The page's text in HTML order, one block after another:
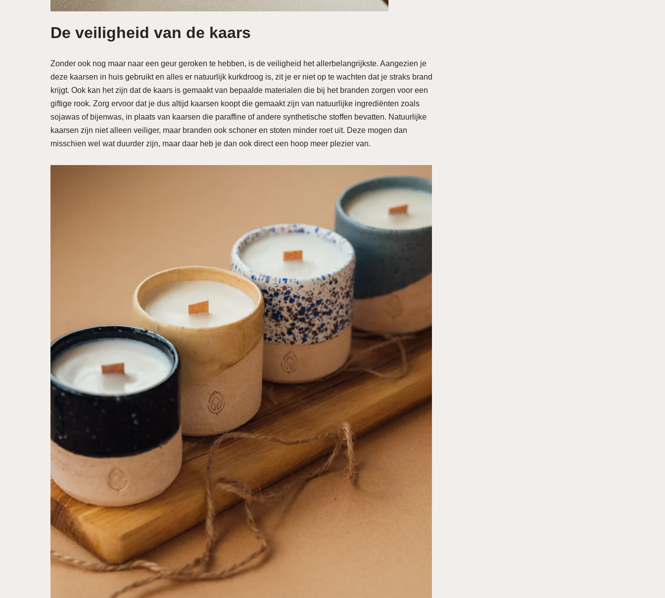
De veiligheid van de kaars
Zonder ook nog maar naar een geur geroken te hebben, is de veiligheid het allerbelangrijkste. Aangezien je
deze kaarsen in huis gebruikt en alles er natuurlijk kurkdroog is, zit je er niet op te wachten dat je straks brand
krijgt. Ook kan het zijn dat de kaars is gemaakt van bepaalde materialen die bij het branden zorgen voor een
giftige rook. Zorg ervoor dat je dus altijd kaarsen koopt die gemaakt zijn van natuurlijke ingrediënten zoals
sojawas of bijenwas, in plaats van kaarsen die paraffine of andere synthetische stoffen bevatten. Natuurlijke
kaarsen zijn niet alleen veiliger, maar branden ook schoner en stoten minder roet uit. Deze mogen dan
misschien wel wat duurder zijn, maar daar heb je dan ook direct een hoop meer plezier van.